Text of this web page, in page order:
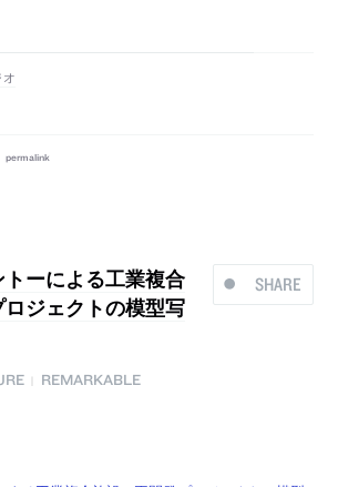
permalink
SHARE
ーによる工業複合
ジェクトの模型写
REMARKABLE